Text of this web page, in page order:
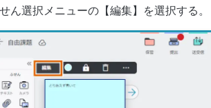
ん選択メニューの【編集】を選択する。